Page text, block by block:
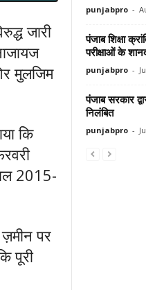
जारी
मुलजिम
कि
2015-
पर
पूरी
punjabpro -
पंजाब शिक्षा
परीक्षाओं के
punjabpro -
पंजाब सरकार
निलंबित
punjabpro -